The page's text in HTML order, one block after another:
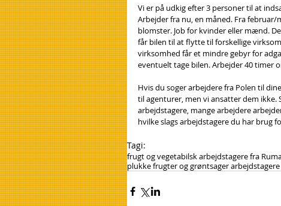
Vi er på udkig efter 3 personer til at
Arbejder fra nu, en måned. Fra februar/
blomster. Job for kvinder eller mænd.
får bilen til at flytte til forskellige
virksomhed får et mindre gebyr for
eventuelt tage bilen. Arbejder 40 timer
Hvis du soger arbejdere fra Polen til
til agenturer, men vi ansatter dem ikke.
arbejdstagere, mange arbejdere
hvilke slags arbejdstagere du har brug
Tagi:
frugt og vegetabilsk arbejdstagere fra
plukke frugter og grøntsager arbejdstagere